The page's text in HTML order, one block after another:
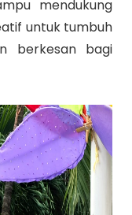
mendukung
untuk tumbuh
berkesan bagi